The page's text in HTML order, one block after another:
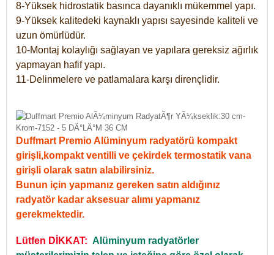
8-Yüksek hidrostatik basınca dayanıklı mükemmel yapı.
9-Yüksek kalitedeki kaynaklı yapısı sayesinde kaliteli ve
uzun ömürlüdür.
10-Montaj kolaylığı sağlayan ve yapılara gereksiz ağırlık
yapmayan hafif yapı.
11-Delinmelere ve patlamalara karşı dirençlidir.
Duffmart Premio Alüminyum radyatörü kompakt
girişli,kompakt ventilli ve çekirdek termostatik vana
girişli olarak satın alabilirsiniz.
Bunun için yapmanız gereken satın aldığınız
radyatör kadar aksesuar alımı yapmanız
gerekmektedir.
Lütfen DİKKAT: Alüminyum radyatörler